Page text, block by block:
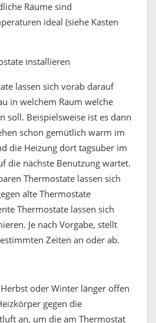
Räume sind
ideal (siehe Kasten
installieren
lassen sich vorab darauf
in welchem Raum welche
soll. Beispielsweise ist es dann
schon gemütlich warm im
die Heizung dort tagsüber im
die nächste Benutzung wartet.
Thermostate lassen sich
alte Thermostate
Thermostate lassen sich
Je nach Vorgabe, stellt
Zeiten an oder ab.
oder Winter länger offen
gegen die
an, um die am Thermostat